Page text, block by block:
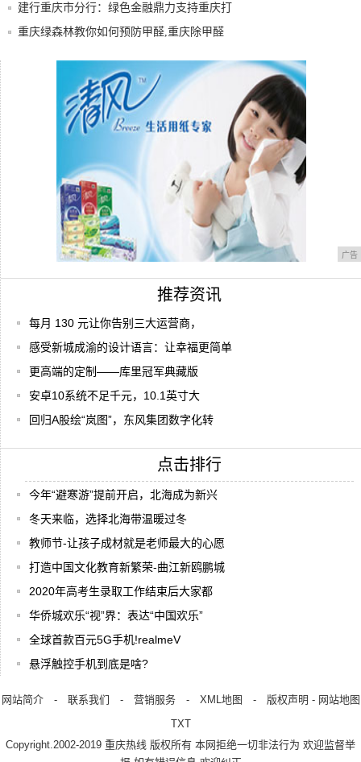
建行重庆市分行：绿色金融鼎力支持重庆打
赢污染
重庆绿森林教你如何预防甲醛,重庆除甲醛
华为小米,手机“像素”之战
广告
推荐资讯
每月 130 元让你告别三大运营商，
感受新城成渝的设计语言：让幸福更简单
更高端的定制——库里冠军典藏版
安卓10系统不足千元，10.1英寸大
回归A股绘“岚图”，东风集团数字化转
点击排行
今年“避寒游”提前开启，北海成为新兴
冬天来临，选择北海带温暖过冬
教师节-让孩子成材就是老师最大的心愿
打造中国文化教育新繁荣-曲江新鸥鹏城
2020年高考生录取工作结束后大家都
华侨城欢乐“视”界：表达“中国欢乐”
全球首款百元5G手机!realmeV
悬浮触控手机到底是啥?
网站简介- 联系我们 - 营销服务- XML地图 - 版权声明 - 网站地图
TXT
Copyright.2002-2019 重庆热线 版权所有 本网拒绝一切非法行为 欢迎监督举